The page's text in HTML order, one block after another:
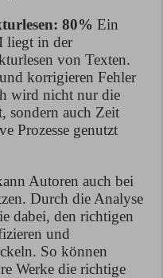
80% Ein
liegt in der
von Texten.
korrigieren Fehler
wird nicht nur die
sondern auch Zeit
Prozesse genutzt
Autoren auch bei
Durch die Analyse
dabei, den richtigen
und
So können
Werke die richtige